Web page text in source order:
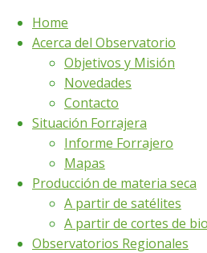
content
Home
Acerca del Observatorio
Objetivos y Misión
Novedades
Contacto
Situación Forrajera
Informe Forrajero
Mapas
Producción de materia seca
A partir de satélites
A partir de cortes de
Observatorios Regionales
Home
Taller del
Taller
Se realizó un
Análisis
mejorar la